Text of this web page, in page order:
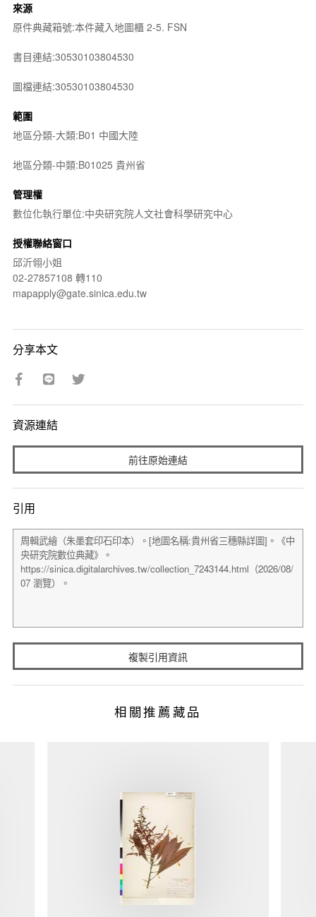
來源
原件典藏箱號:本件藏入地圖櫃 2-5. FSN
書目連結:30530103804530
圖檔連結:30530103804530
範圍
地區分類-大類:B01 中國大陸
地區分類-中類:B01025 貴州省
管理權
數位化執行單位:中央研究院人文社會科學研究中心
授權聯絡窗口
邱沂翎小姐
02-27857108 轉110
mapapply@gate.sinica.edu.tw
分享本文
資源連結
前往原始連結
引用
複製引用資訊
相關推薦藏品